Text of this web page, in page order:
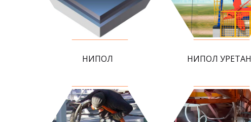
НИПОЛ НИПОЛ УРЕТАН